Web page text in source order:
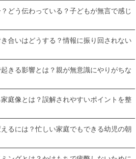
どう伝わっている？子どもが無言で感じ
合いはどうする？情報に振り回されない
きる影響とは？親が無意識にやりがちな
庭像とは？誤解されやすいポイントを整
るには？忙しい家庭でもできる幼児の朝